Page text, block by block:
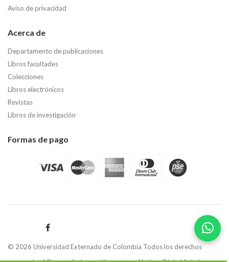
Aviso de privacidad
Acerca de
Departamento de publicaciones
Libros facultades
Colecciones
Libros electrónicos
Revistas
Libros de investigación
Formas de pago
© 2026 Universidad Externado de Colombia Todos los derechos